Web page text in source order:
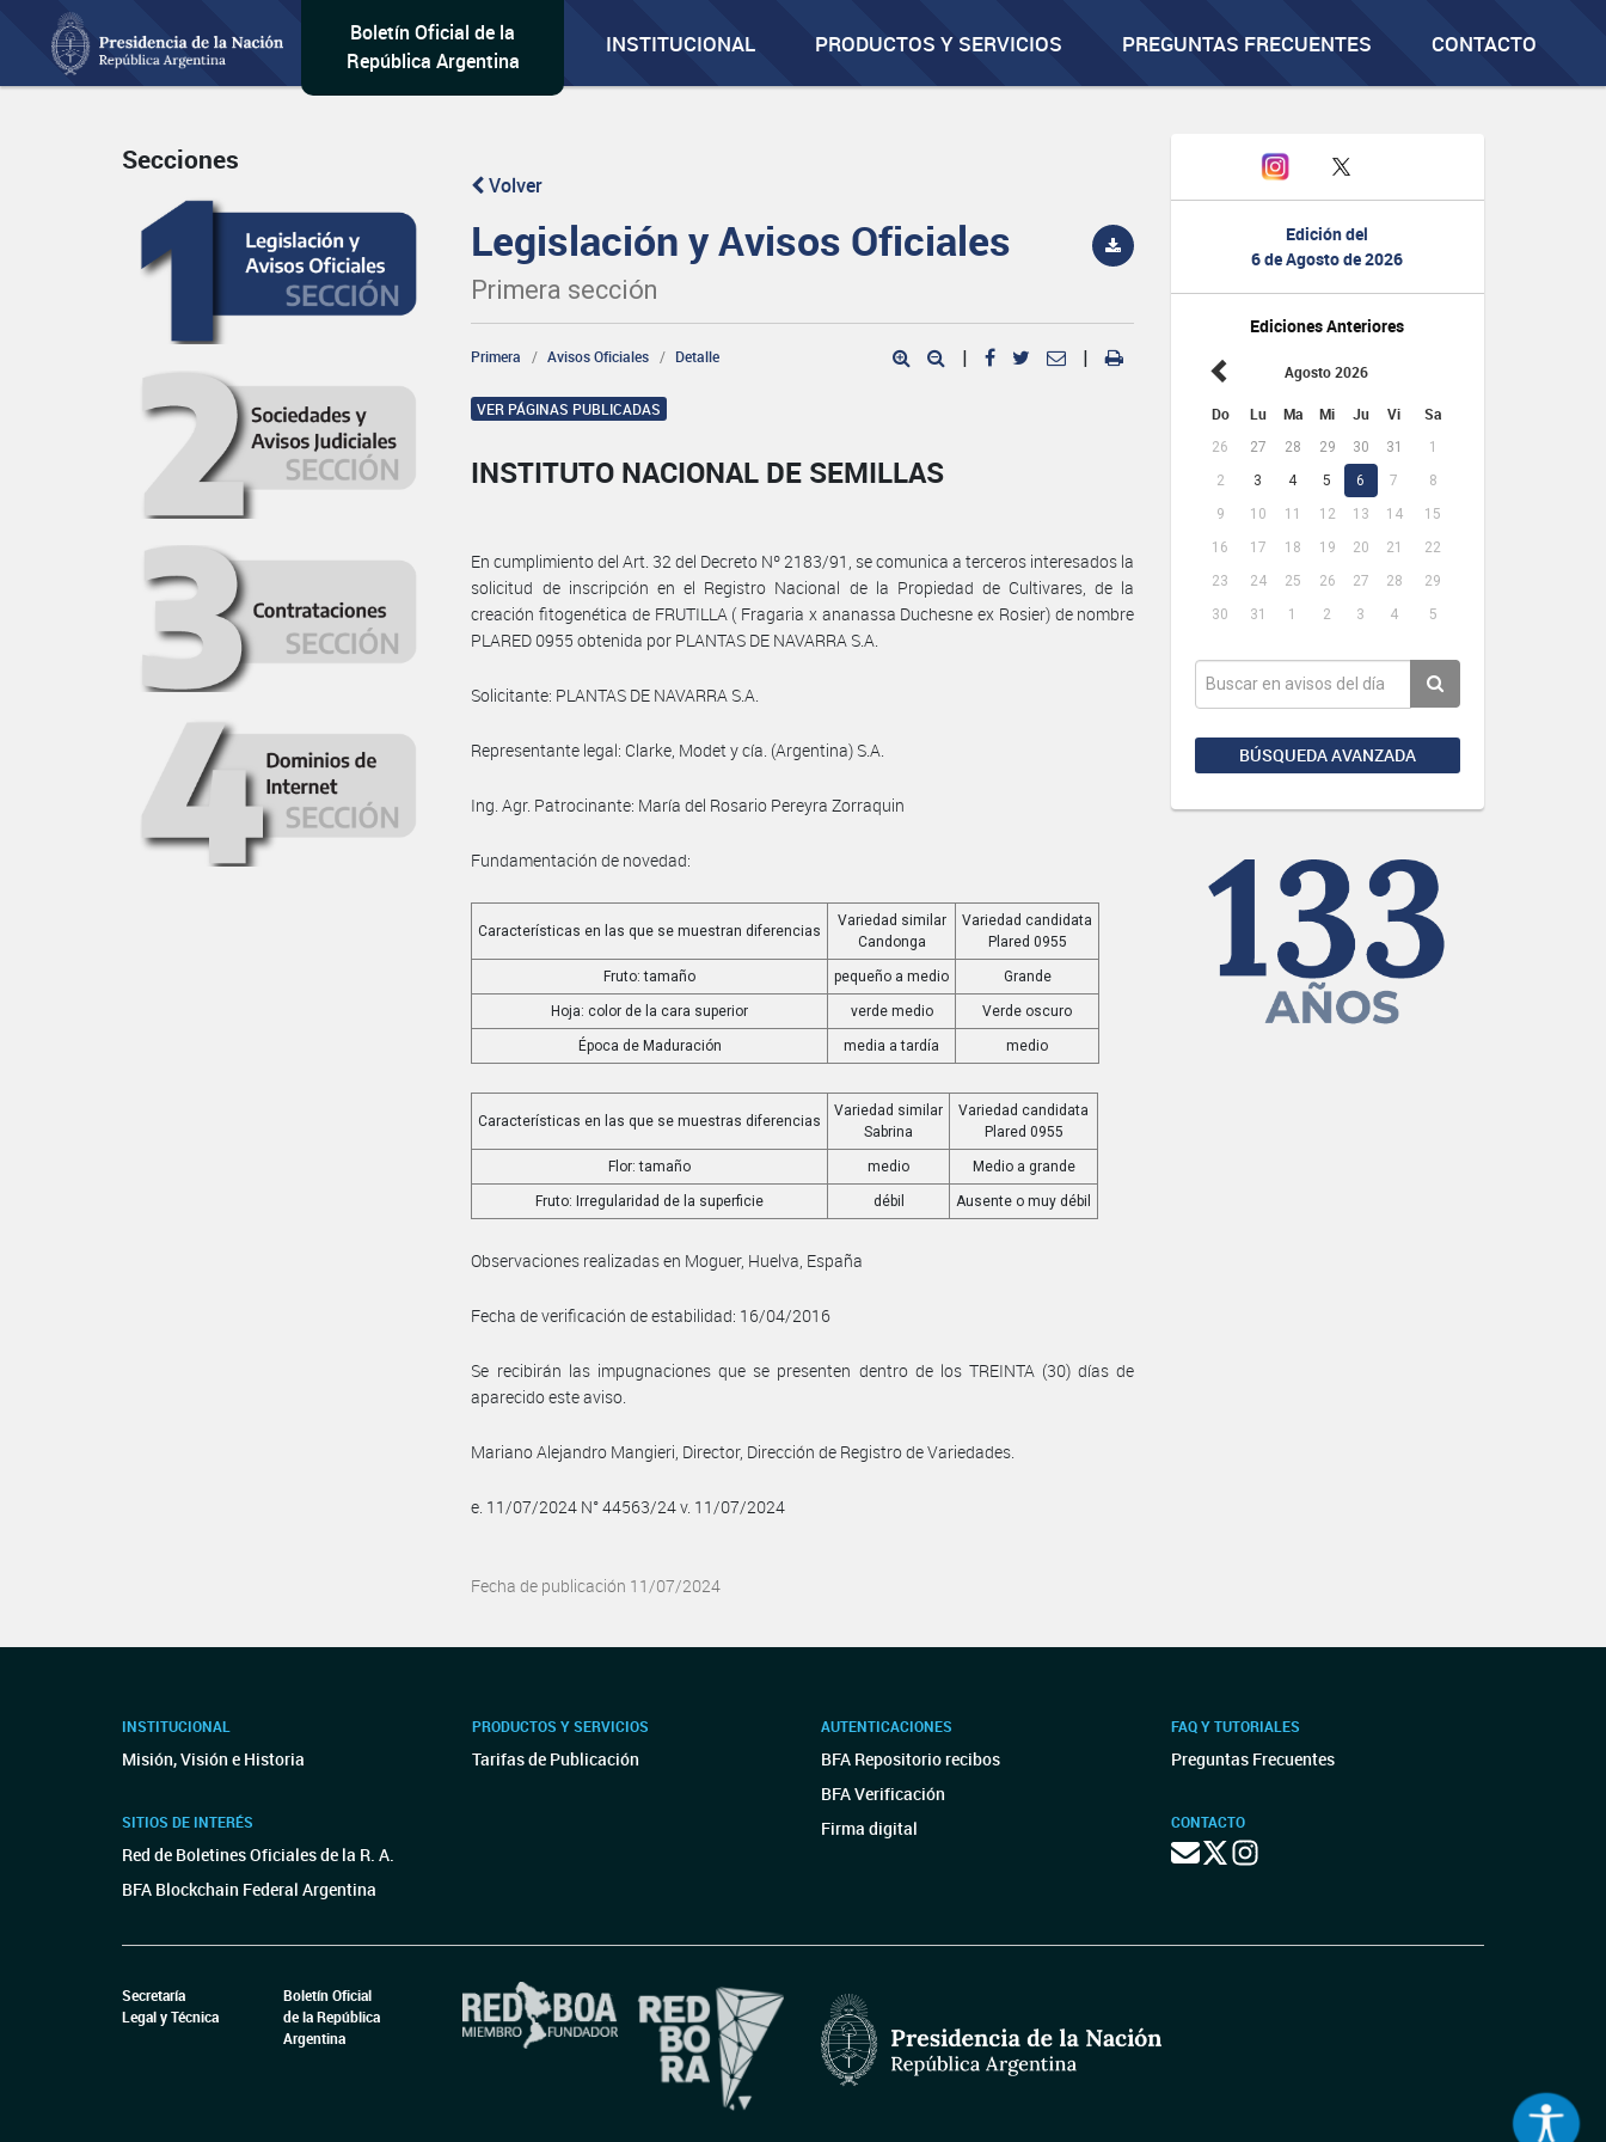
Boletín Oficial de la
República Argentina
INSTITUCIONAL PRODUCTOS Y SERVICIOS PREGUNTAS FRECUENTES CONTACTO
Edición del
6 de Agosto de 2026
Ediciones Anteriores
Agosto 2026
Do Lu Ma Mi Ju Vi Sa
26 27 28 29 30 31
1
2
3 4 5 6 7
8
9
10 11 12 13 14
15
16
17 18 19 20 21
22
23
24 25 26 27 28
29
30
31 1 2 3 4 5
BÚSQUEDA AVANZADA
Secciones
Volver
Legislación y Avisos Oficiales
Primera sección
Primera Avisos Oficiales Detalle | |
VER PÁGINAS PUBLICADAS
INSTITUTO NACIONAL DE SEMILLAS
En cumplimiento del Art. 32 del Decreto Nº 2183/91, se comunica a terceros interesados la
solicitud de inscripción en el Registro Nacional de la Propiedad de Cultivares, de la
creación fitogenética de FRUTILLA ( Fragaria x ananassa Duchesne ex Rosier) de nombre
PLARED 0955 obtenida por PLANTAS DE NAVARRA S.A.
Solicitante: PLANTAS DE NAVARRA S.A.
Representante legal: Clarke, Modet y cía. (Argentina) S.A.
Ing. Agr. Patrocinante: María del Rosario Pereyra Zorraquin
Fundamentación de novedad:
Características en las que se muestran diferencias
Variedad similar
Candonga
Variedad candidata
Plared 0955
Fruto: tamaño pequeño a medio Grande
Hoja: color de la cara superior verde medio Verde oscuro
Época de Maduración media a tardía medio
Características en las que se muestras diferencias
Variedad similar
Sabrina
Variedad candidata
Plared 0955
Flor: tamaño medio Medio a grande
Fruto: Irregularidad de la superficie débil Ausente o muy débil
Observaciones realizadas en Moguer, Huelva, España
Fecha de verificación de estabilidad: 16/04/2016
Se recibirán las impugnaciones que se presenten dentro de los TREINTA (30) días de
aparecido este aviso.
Mariano Alejandro Mangieri, Director, Dirección de Registro de Variedades.
e. 11/07/2024 N° 44563/24 v. 11/07/2024
Fecha de publicación 11/07/2024
INSTITUCIONAL
Misión, Visión e Historia
SITIOS DE INTERÉS
Red de Boletines Oficiales de la R. A.
BFA Blockchain Federal Argentina
PRODUCTOS Y SERVICIOS
Tarifas de Publicación
AUTENTICACIONES
BFA Repositorio recibos
BFA Verificación
Firma digital
FAQ Y TUTORIALES
Preguntas Frecuentes
CONTACTO
Secretaría
Legal y Técnica
Boletín Oficial
de la República
Argentina